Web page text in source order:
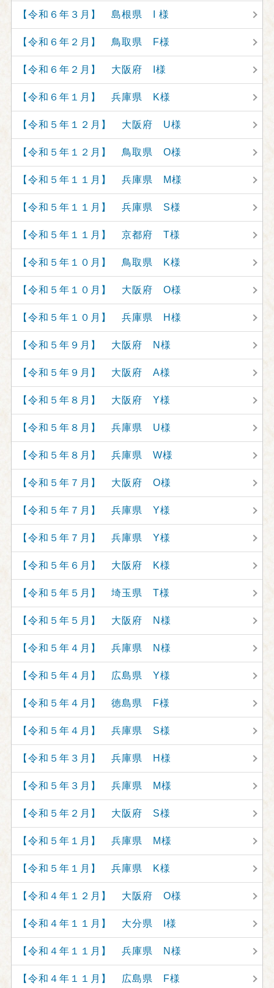
【令和６年３月】 島根県 I 様
【令和６年２月】 鳥取県 F様
【令和６年２月】 大阪府 I様
【令和６年１月】 兵庫県 K様
【令和５年１２月】 大阪府 U様
【令和５年１２月】 鳥取県 O様
【令和５年１１月】 兵庫県 M様
【令和５年１１月】 兵庫県 S様
【令和５年１１月】 京都府 T様
【令和５年１０月】 鳥取県 K様
【令和５年１０月】 大阪府 O様
【令和５年１０月】 兵庫県 H様
【令和５年９月】 大阪府 N様
【令和５年９月】 大阪府 A様
【令和５年８月】 大阪府 Y様
【令和５年８月】 兵庫県 U様
【令和５年８月】 兵庫県 W様
【令和５年７月】 大阪府 O様
【令和５年７月】 兵庫県 Y様
【令和５年７月】 兵庫県 Y様
【令和５年６月】 大阪府 K様
【令和５年５月】 埼玉県 T様
【令和５年５月】 大阪府 N様
【令和５年４月】 兵庫県 N様
【令和５年４月】 広島県 Y様
【令和５年４月】 徳島県 F様
【令和５年４月】 兵庫県 S様
【令和５年３月】 兵庫県 H様
【令和５年３月】 兵庫県 M様
【令和５年２月】 大阪府 S様
【令和５年１月】 兵庫県 M様
【令和５年１月】 兵庫県 K様
【令和４年１２月】 大阪府 O様
【令和４年１１月】 大分県 I様
【令和４年１１月】 兵庫県 N様
【令和４年１１月】 広島県 F様